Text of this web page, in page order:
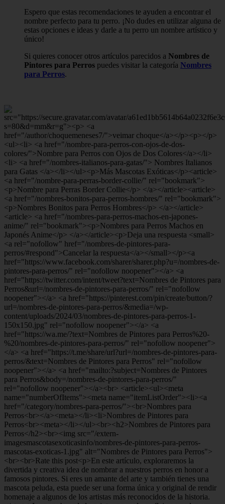
Espero que estas recomendaciones te ayuden a encontrar el
nombre perfecto para tu perro. ¡No dudes en utilizar alguna de
estas opciones e ideas y darle a tu perro un nombre artístico y
único!
Si quieres conocer otros artículos parecidos a Nombres de
Pintores para Perros puedes visitar la categoría Nombres
para Perros.